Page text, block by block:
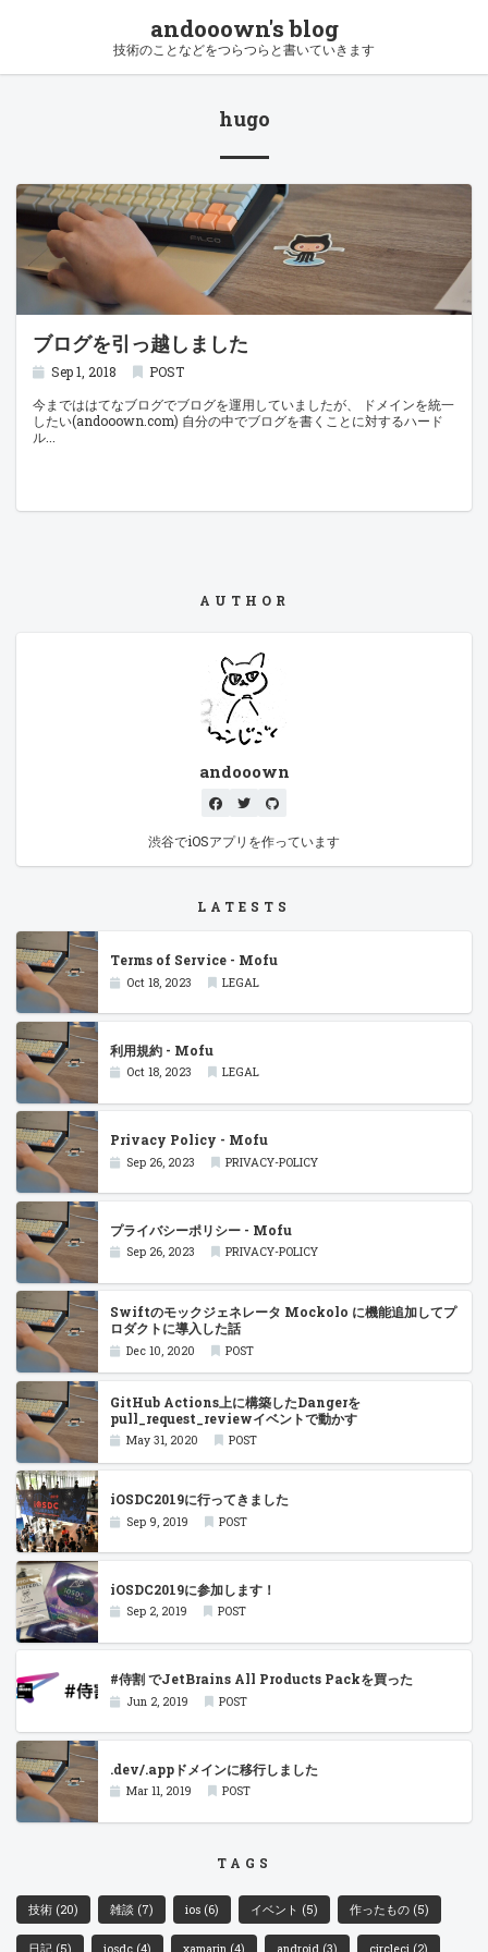
andooown's blog
技術のことなどをつらつらと書いていきます
hugo
ブログを引っ越しました
Sep 1, 2018
POST
今までははてなブログでブログを運用していましたが、 ドメインを統一
したい(andooown.com) 自分の中でブログを書くことに対するハード
ル
AUTHOR
andooown
渋谷でiOSアプリを作っています
LATESTS
Terms of Service - Mofu
Oct 18, 2023 LEGAL
利用規約 - Mofu
Oct 18, 2023 LEGAL
Privacy Policy - Mofu
Sep 26, 2023 PRIVACY-POLICY
プライバシーポリシー - Mofu
Sep 26, 2023 PRIVACY-POLICY
Swiftのモックジェネレータ Mockolo に機能追加してプ
ロダクトに導入した話
Dec 10, 2020 POST
GitHub Actions上に構築したDangerを
pull_request_reviewイベントで動かす
May 31, 2020 POST
iOSDC2019に行ってきました
Sep 9, 2019 POST
iOSDC2019に参加します！
Sep 2, 2019 POST
#侍割 でJetBrains All Products Packを買った
Jun 2, 2019 POST
.dev/.appドメインに移行しました
Mar 11, 2019 POST
TAGS
技術 (20) 雑談 (7) ios (6) イベント (5) 作ったもの (5)
日記 (5) iosdc (4) xamarin (4) android (3) circleci (2)